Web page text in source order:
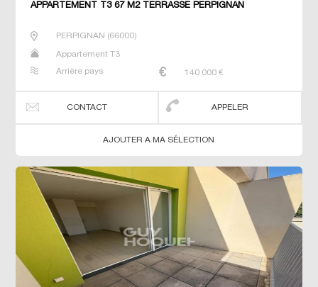
APPARTEMENT T3 67 M2 TERRASSE PERPIGNAN
PERPIGNAN (66000)
Appartement T3
Arrière pays 140 000 €
CONTACT APPELER
AJOUTER A MA SÉLECTION